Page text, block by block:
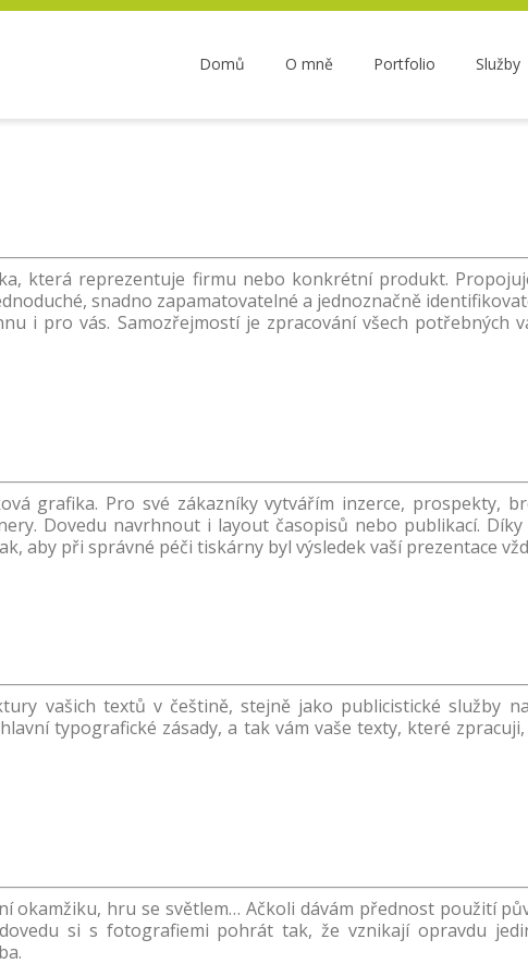
Domů O mně Portfolio Služby
která reprezentuje firmu nebo konkrétní produkt.
snadno zapamatovatelné a jednoznačně
i pro vás. Samozřejmostí je zpracování všech potřebných
grafika. Pro své zákazníky vytvářím inzerce, prospekty,
Dovedu navrhnout i layout časopisů nebo publikací.
aby při správné péči tiskárny byl výsledek vaší prezentace
vašich textů v češtině, stejně jako publicistické služby
typografické zásady, a tak vám vaše texty, které
okamžiku, hru se světlem… Ačkoli dávám přednost použití
si s fotografiemi pohrát tak, že vznikají opravdu